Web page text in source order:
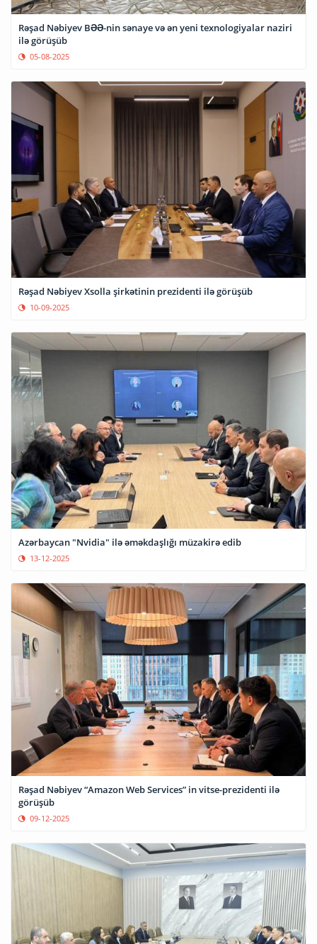
Rəşad Nəbiyev BƏƏ-nin sənaye və ən yeni texnologiyalar naziri
ilə görüşüb
05-08-2025
Rəşad Nəbiyev Xsolla şirkətinin prezidenti ilə görüşüb
10-09-2025
Azərbaycan "Nvidia" ilə əməkdaşlığı müzakirə edib
13-12-2025
Rəşad Nəbiyev “Amazon Web Services” in vitse-prezidenti ilə
görüşüb
09-12-2025